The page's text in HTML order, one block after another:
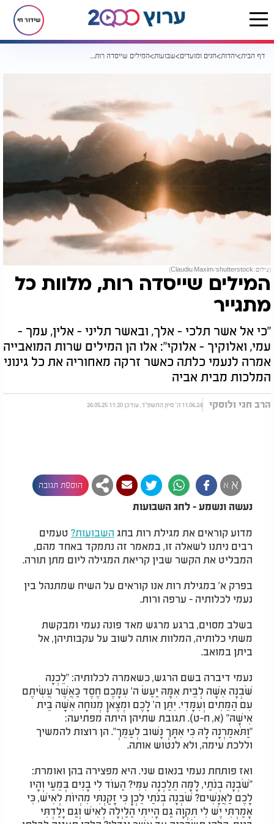
שידור חי
דף הבית יהדות חגים ומועדים שבועות המילים שייסדה רות, מלוות כל מתגייר
(צילום: Claudiu Maxim/shutterstock)
המילים שייסדה רות, מלוות כל
מתגייר
"כי אל אשר תלכי - אלך, ובאשר תליני - אלין, עמך -
עמי, ואלוקיך - אלוקי": אלו הן המילים שרות המואבייה
אמרה לנעמי כלתה כאשר זרקה מאחוריה את כל גינוני
המלכות מבית אביה
הרב חגי ולוסקי 11.06.24 ה' סיון התשפ"ד, עודכן 11:20 26.05.25
א א הוספת תגובה
נעשה ונשמע - לחג השבועות
מדוע קוראים את מגילת רות בחג השבועות? טעמים
רבים ניתנו לשאלה זו, במאמר זה נתמקד באחד מהם,
המבליט את הקשר שבין קריאת המגילה ליום מתן תורה.
בפרק א' במגילת רות אנו קוראים על השיח שמתנהל בין
נעמי לכלותיה - ערפה ורות.
בשלב מסוים, ברגע מרגש מאד פונה נעמי ומבקשת
משתי כלותיה, המלוות אותה לשוב על עקבותיהן, אל
ביתן במואב.
נעמי דיברה בשם הרגש, כשאמרה לכלותיה: "לֵכְנָה
שֹּׁבְנָה אִשָּׁה לְבֵית אִמָּהּ יַעַשׂ ה' עִמָּכֶם חֶסֶד כַּאֲשֶׁר עֲשִׂיתֶם
עִם הַמֵּתִים וְעִמָּדִי. יִתֵּן ה' לָכֶם וּמְצֶאןָ מְנוּחָה אִשָּׁה בֵּית
אִישָׁהּ" (א, ח-ט). תגובת שתיהן היתה מפתיעה:
"וַתֹּאמַרְנָה לָּהּ כִּי אִתָּךְ נָשׁוּב לְעַמֵּךְ". הן רוצות להמשיך
וללכת עימה, ולא לנטוש אותה.
ואז פותחת נעמי בנאום שני. היא מפצירה בהן ואומרת:
"שֹׁבְנָה בְנֹתַי, לָמָּה תֵלַכְנָה עִמִּי? הַעוֹד לִי בָנִים בְּמֵעַי וְהָיוּ
לָכֶם לַאֲנָשִׁים? שֹׁבְנָה בְנֹתַי לֵכְןָ כִּי זָקַנְתִּי מִהְיוֹת לְאִישׁ, כִּי
אָמַרְתִּי יֶשׁ לִי תִקְוָה גַּם הָיִיתִי הַלַּיְלָה לְאִישׁ וְגַם יָלַדְתִּי